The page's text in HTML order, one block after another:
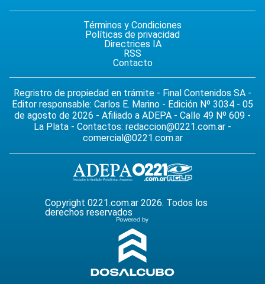
Términos y Condiciones
Políticas de privacidad
Directrices IA
RSS
Contacto
Regristro de propiedad en trámite - Final Contenidos SA -
Editor responsable: Carlos E. Marino - Edición Nº 3034 - 05
de agosto de 2026 - Afiliado a ADEPA - Calle 49 Nº 609 -
La Plata - Contactos: redaccion@0221.com.ar -
comercial@0221.com.ar
Copyright 0221.com.ar 2026. Todos los
derechos reservados